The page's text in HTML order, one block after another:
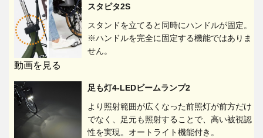
スタピタ2S
スタンドを立てると同時にハンドルが固定。
※ハンドルを完全に固定する機能ではありま
せん。
動画を見る
足も灯4-LEDビームランプ2
より照射範囲が広くなった前照灯が前方だけ
でなく、足元も照射することで、高い被視認
性を実現。オートライト機能付き。